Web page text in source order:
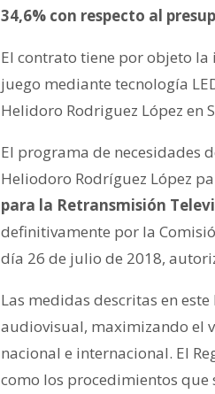
34,6% con respecto al
El contrato tiene por objeto
juego mediante tecnología
Helidoro Rodriguez López en
El programa de necesidades
Heliodoro Rodríguez López
para la Retransmisión
definitivamente por la
día 26 de julio de 2018,
Las medidas descritas en
audiovisual, maximizando el
nacional e internacional. El
como los procedimientos que